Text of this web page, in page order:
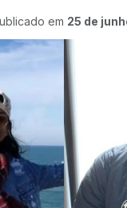
em 25 de